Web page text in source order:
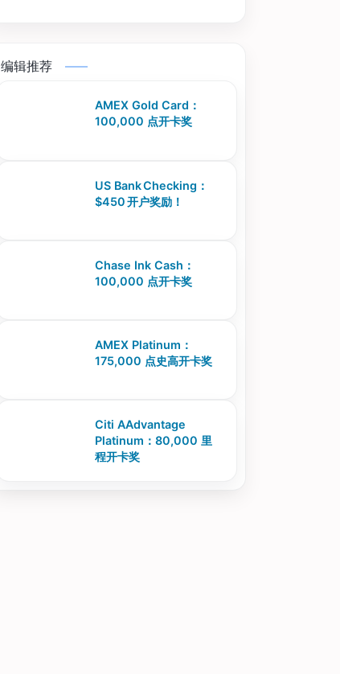
编辑推荐
AMEX Gold Card：
100,000 点开卡奖
US Bank Checking：
$450 开户奖励！
Chase Ink Cash：
100,000 点开卡奖
AMEX Platinum：
175,000 点史高开卡奖
Citi AAdvantage
Platinum：80,000 里
程开卡奖